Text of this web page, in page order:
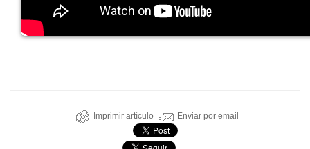
Imprimir artículo Enviar por email